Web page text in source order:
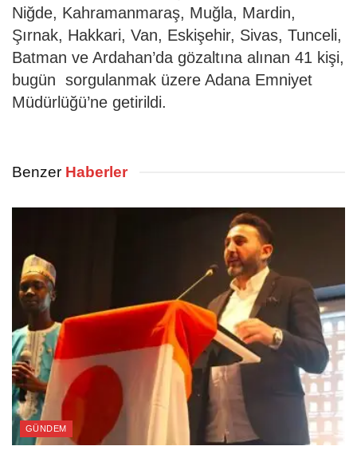
Niğde, Kahramanmaraş, Muğla, Mardin,
Şırnak, Hakkari, Van, Eskişehir, Sivas, Tunceli,
Batman ve Ardahan’da gözaltına alınan 41 kişi,
bugün sorgulanmak üzere Adana Emniyet
Müdürlüğü’ne getirildi.
Benzer Haberler
GÜNDEM